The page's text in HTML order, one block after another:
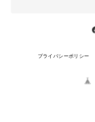
プライバシーポリシー